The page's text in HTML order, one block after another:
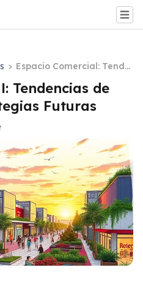
> Espacio Comercial: Tende
ncias de Inversión y Estra
tegias Futuras
Tendencias de
Futuras